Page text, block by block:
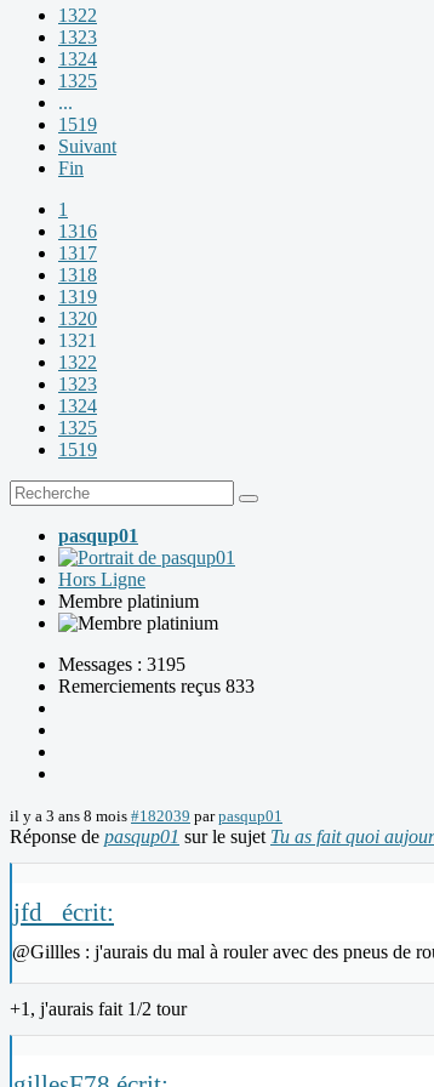
1322
1323
1324
1325
...
1519
Suivant
Fin
1
1316
1317
1318
1319
1320
1321
1322
1323
1324
1325
1519
pasqup01
Hors Ligne
Membre platinium
Messages : 3195
Remerciements reçus 833
il y a 3 ans 8 mois #182039 parpasqup01
Réponse de pasqup01 sur le sujet Tu as fait quoi
jfd_ écrit:
@Gillles : j'aurais du mal à rouler avec des pneus de
+1, j'aurais fait 1/2 tour